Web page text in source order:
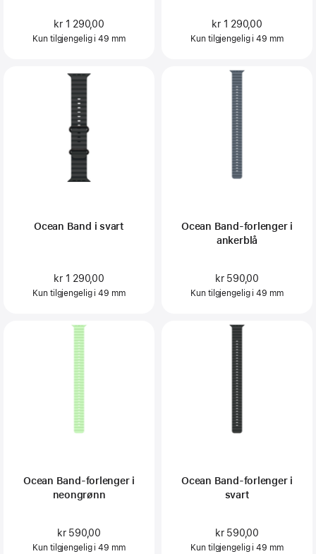
kr 1 290,00
Kun tilgjengelig i 49 mm
kr 1 290,00
Kun tilgjengelig i 49 mm
Ocean Band i svart
kr 1 290,00
Kun tilgjengelig i 49 mm
Ocean Band-forlenger i
ankerblå
kr 590,00
Kun tilgjengelig i 49 mm
Ocean Band-forlenger i
neongrønn
kr 590,00
Kun tilgjengelig i 49 mm
Ocean Band-forlenger i
svart
kr 590,00
Kun tilgjengelig i 49 mm